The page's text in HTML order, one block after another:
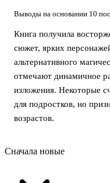
Выводы на основании 10
Книга получила
сюжет, ярких
альтернативного
отмечают динамичное
изложения. Некоторые
для подростков, но
возрастов.
Сначала новые